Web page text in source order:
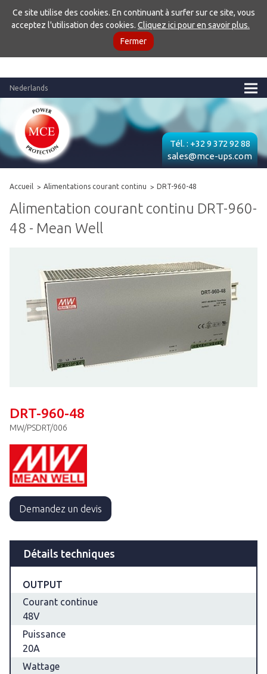
Ce site utilise des cookies. En continuant à surfer sur ce site, vous
acceptez l'utilisation des cookies. Cliquez ici pour en savoir plus.
Fermer
Nederlands
Tél. :+32 9 372 92 88
sales@mce-ups.com
Accueil Alimentations courant continu DRT-960-48
Alimentation courant continu DRT-960-
48 - Mean Well
DRT-960-48
MW/PSDRT/006
Demandez un devis
Détails techniques
OUTPUT
Courant continue
48V
Puissance
20A
Wattage